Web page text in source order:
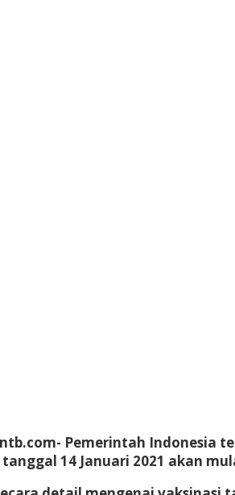
Pemerintah Indonesia
14 Januari 2021 akan